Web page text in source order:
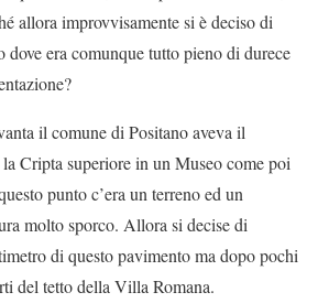
allora improvvisamente si è deciso di
dove era comunque tutto pieno di durece
il comune di Positano aveva il
Cripta superiore in un Museo come poi
punto c’era un terreno ed un
molto sporco. Allora si decise di
di questo pavimento ma dopo pochi
del tetto della Villa Romana.